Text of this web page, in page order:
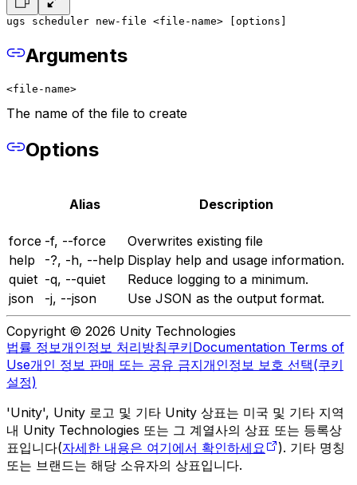
ugs scheduler new-file <file-name> [options]
Arguments
<file-name>
The name of the file to create
Options
Alias Description
force -f, --force
Overwrites existing file
help
-?, -h, --help Display help and usage information.
quiet -q, --quiet
Reduce logging to a minimum.
json
-j, --json Use JSON as the output format.
Copyright © 2026 Unity Technologies
법률 정보개인정보 처리방침쿠키Documentation Terms of
Use개인 정보 판매 또는 공유 금지개인정보 보호 선택(쿠키
설정)
'Unity', Unity 로고 및 기타 Unity 상표는 미국 및 기타 지역
내 Unity Technologies 또는 그 계열사의 상표 또는 등록상
표입니다(자세한 내용은 여기에서 확인하세요
). 기타 명칭
또는 브랜드는 해당 소유자의 상표입니다.